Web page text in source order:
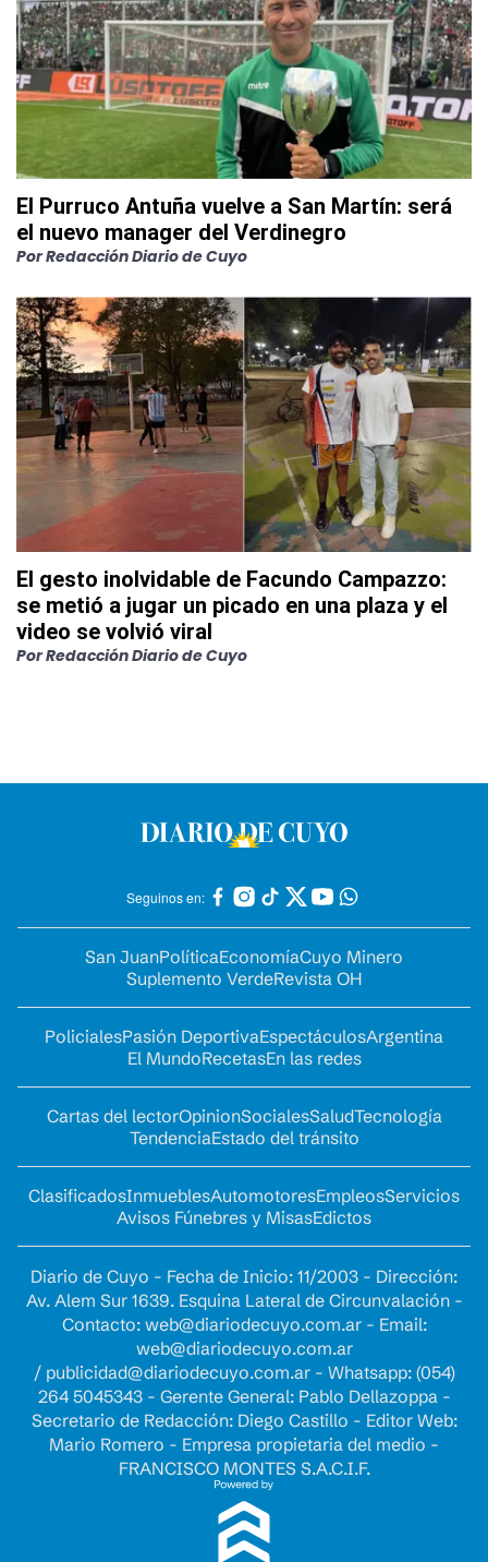
El Purruco Antuña vuelve a San Martín: será
el nuevo manager del Verdinegro
PorRedacción Diario de Cuyo
El gesto inolvidable de Facundo Campazzo:
se metió a jugar un picado en una plaza y el
video se volvió viral
PorRedacción Diario de Cuyo
Seguinos en:
San JuanPolíticaEconomíaCuyo Minero
Suplemento VerdeRevista OH
PolicialesPasión DeportivaEspectáculosArgentina
El MundoRecetasEn las redes
Cartas del lectorOpinionSocialesSaludTecnología
TendenciaEstado del tránsito
ClasificadosInmueblesAutomotoresEmpleosServicios
Avisos Fúnebres y MisasEdictos
Diario de Cuyo - Fecha de Inicio: 11/2003 - Dirección:
Av. Alem Sur 1639. Esquina Lateral de Circunvalación -
Contacto: web@diariodecuyo.com.ar- Email:
web@diariodecuyo.com.ar
/ publicidad@diariodecuyo.com.ar- Whatsapp: (054)
264 5045343 - Gerente General: Pablo Dellazoppa -
Secretario de Redacción: Diego Castillo - Editor Web:
Mario Romero - Empresa propietaria del medio -
FRANCISCO MONTES S.A.C.I.F.